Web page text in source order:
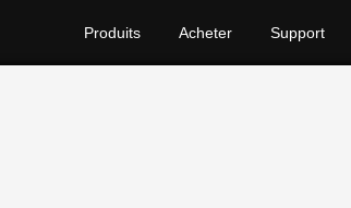
Produits Acheter Support